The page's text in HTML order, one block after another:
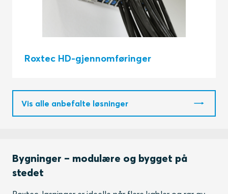
Roxtec HD-gjennomføringer
Vis alle anbefalte løsninger
Bygninger – modulære og bygget på
stedet